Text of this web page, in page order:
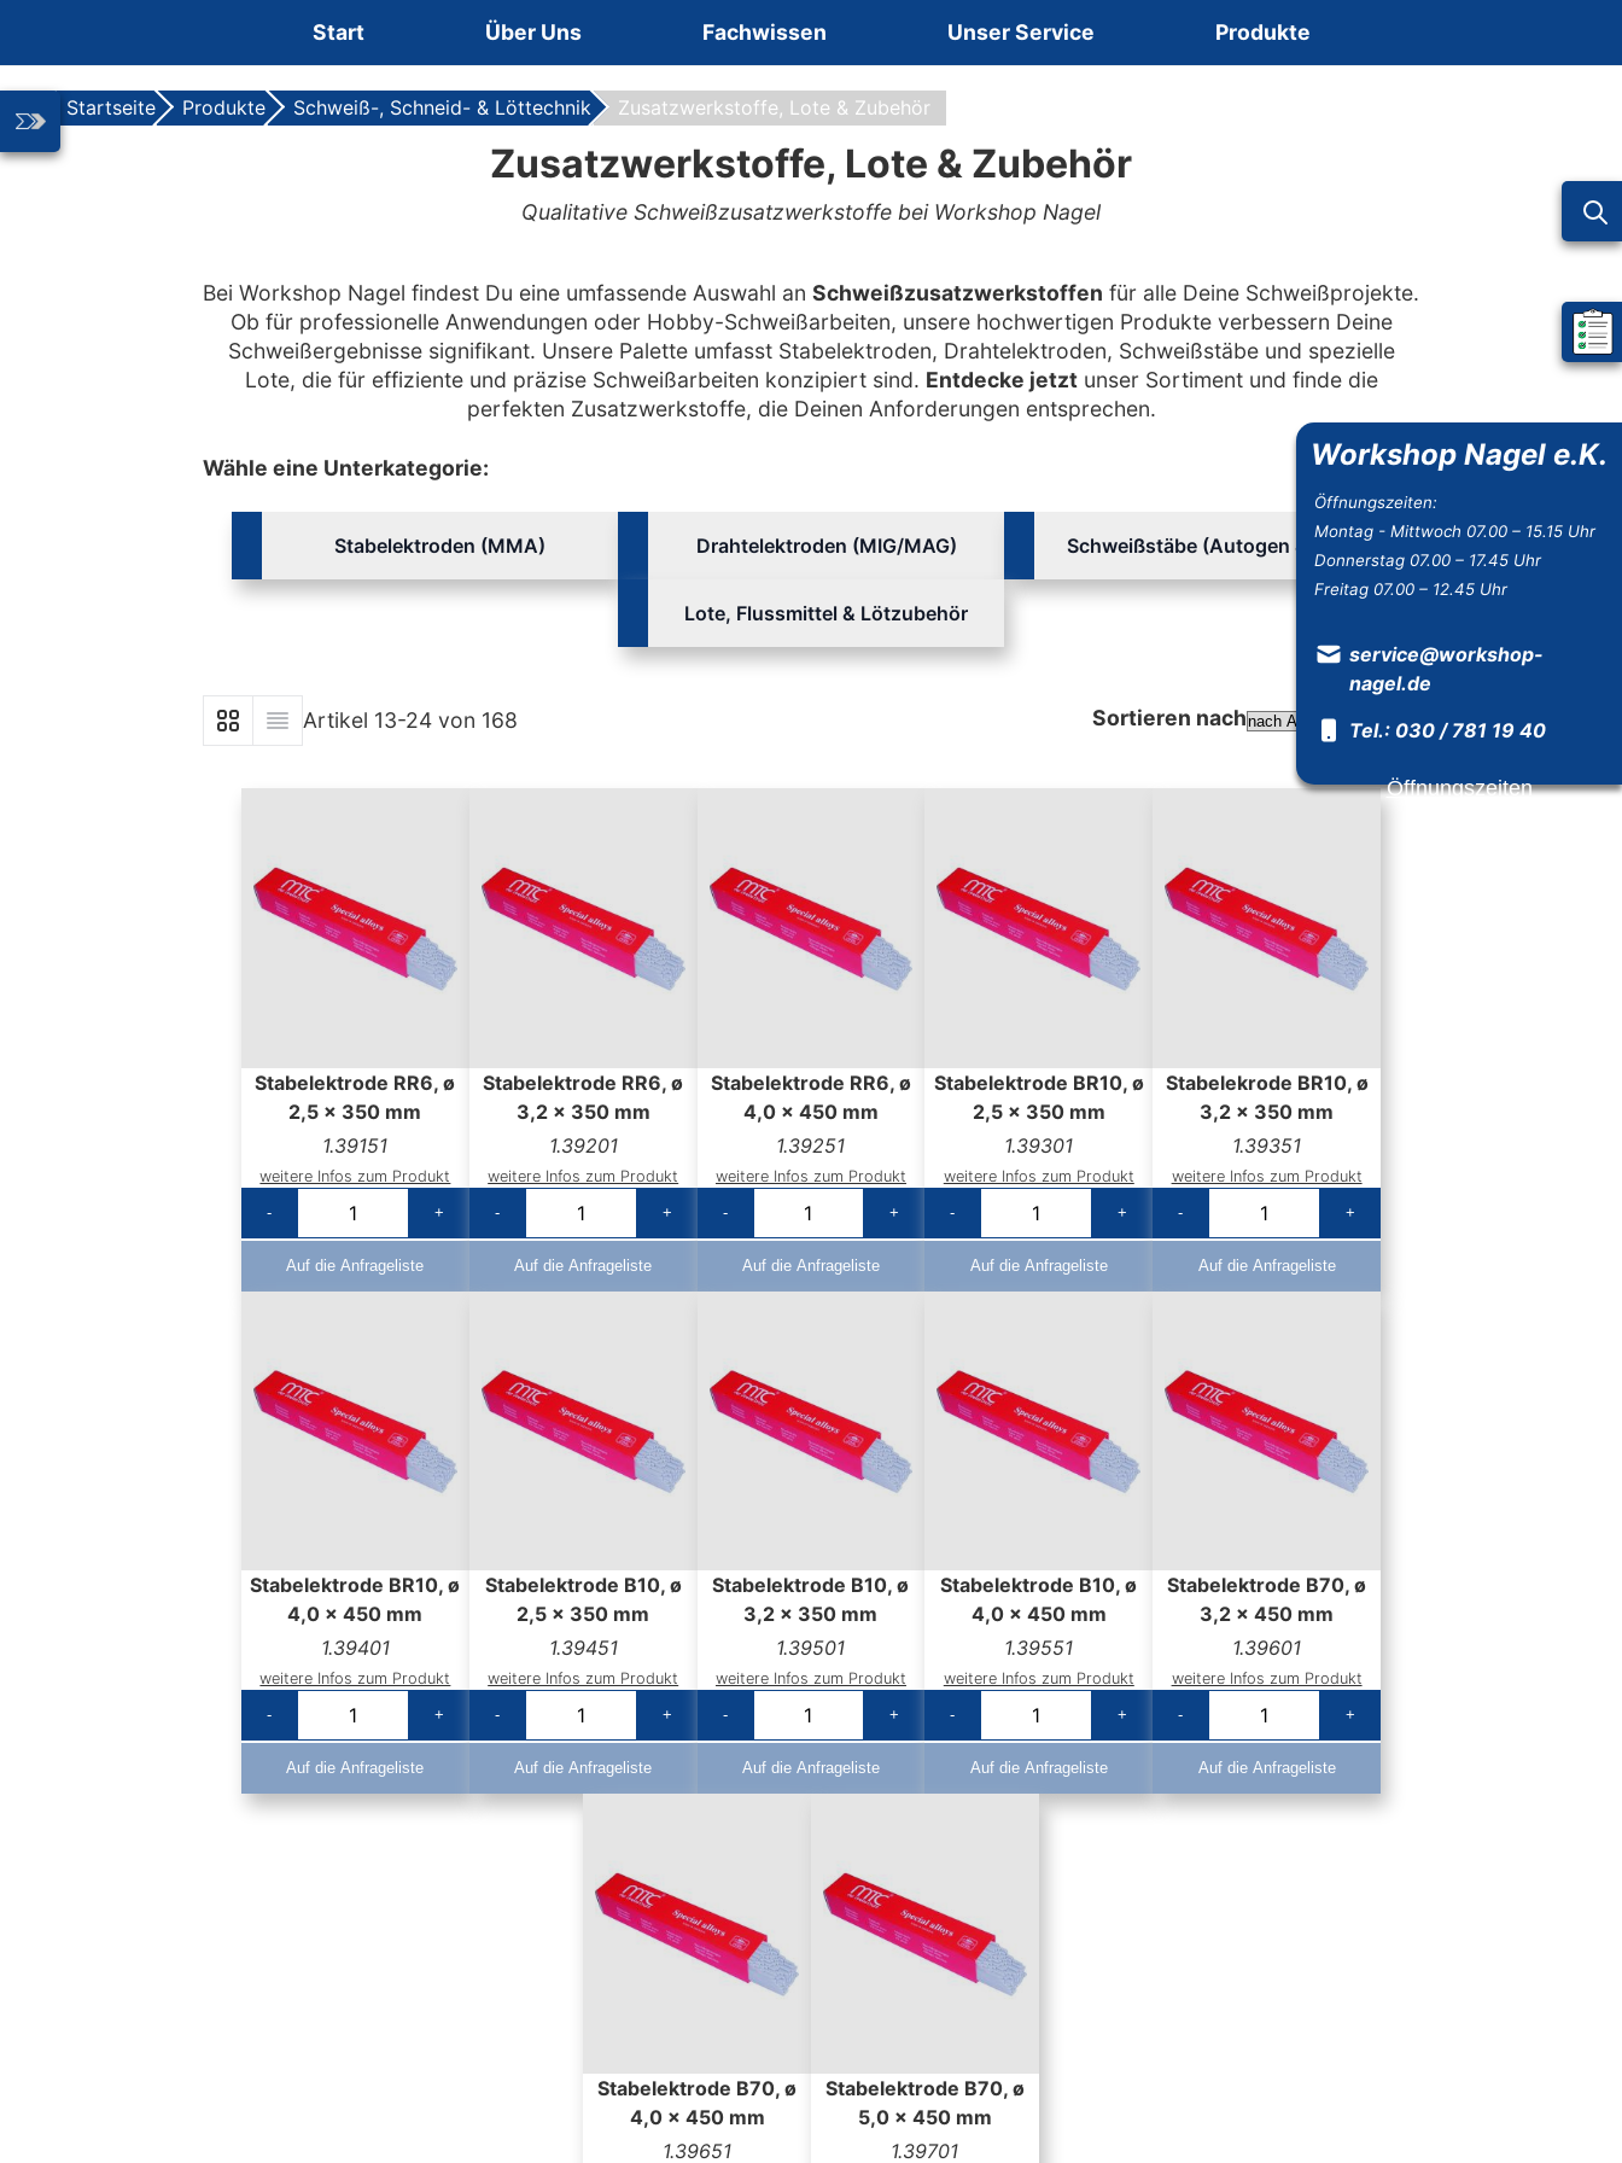
Start Über Uns Fachwissen Unser Service Produkte
Startseite Produkte Schweiß-, Schneid- & Löttechnik Zusatzwerkstoffe, Lote & Zubehör
Mein
Workshop Nagel e.K.
Öffnungszeiten:
Montag - Mittwoch 07.00 – 15.15 Uhr
Donnerstag 07.00 – 17.45 Uhr
Freitag 07.00 – 12.45 Uhr
service@workshop-
nagel.de
Tel.: 030 / 781 19 40
Öffnungszeiten
Zusatzwerkstoffe, Lote & Zubehör
Qualitative Schweißzusatzwerkstoffe bei Workshop Nagel
Bei Workshop Nagel findest Du eine umfassende Auswahl an Schweißzusatzwerkstoffen für alle Deine Schweißprojekte.
Ob für professionelle Anwendungen oder Hobby-Schweißarbeiten, unsere hochwertigen Produkte verbessern Deine
Schweißergebnisse signifikant. Unsere Palette umfasst Stabelektroden, Drahtelektroden, Schweißstäbe und spezielle
Lote, die für effiziente und präzise Schweißarbeiten konzipiert sind. Entdecke jetztunser Sortiment und finde die
perfekten Zusatzwerkstoffe, die Deinen Anforderungen entsprechen.
Wähle eine Unterkategorie:
Stabelektroden (MMA) Drahtelektroden (MIG/MAG) Schweißstäbe (Autogen & WIG)
Lote, Flussmittel & Lötzubehör
Anzeigen als
ListeListe
Artikel 13-24 von 168
Sortieren nach
Absteigend sortieren
Stabelektrode RR6, ø
2,5 x 350 mm
1.39151
weitere Infos zum Produkt
-
+
Auf die Anfrageliste
Stabelektrode RR6, ø
3,2 x 350 mm
1.39201
weitere Infos zum Produkt
-
+
Auf die Anfrageliste
Stabelektrode RR6, ø
4,0 x 450 mm
1.39251
weitere Infos zum Produkt
-
+
Auf die Anfrageliste
Stabelektrode BR10, ø
2,5 x 350 mm
1.39301
weitere Infos zum Produkt
-
+
Auf die Anfrageliste
Stabelekrode BR10, ø
3,2 x 350 mm
1.39351
weitere Infos zum Produkt
-
+
Auf die Anfrageliste
Stabelektrode BR10, ø
4,0 x 450 mm
1.39401
weitere Infos zum Produkt
-
+
Auf die Anfrageliste
Stabelektrode B10, ø
2,5 x 350 mm
1.39451
weitere Infos zum Produkt
-
+
Auf die Anfrageliste
Stabelektrode B10, ø
3,2 x 350 mm
1.39501
weitere Infos zum Produkt
-
+
Auf die Anfrageliste
Stabelektrode B10, ø
4,0 x 450 mm
1.39551
weitere Infos zum Produkt
-
+
Auf die Anfrageliste
Stabelektrode B70, ø
3,2 x 450 mm
1.39601
weitere Infos zum Produkt
-
+
Auf die Anfrageliste
Stabelektrode B70, ø
4,0 x 450 mm
1.39651
Stabelektrode B70, ø
5,0 x 450 mm
1.39701